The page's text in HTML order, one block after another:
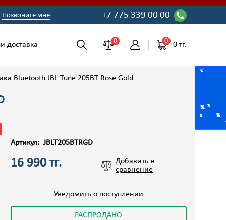
Позвоните мне +7 775 339 00 00
доставка 0 0 0 тг.
Bluetooth JBL Tune 205BT Rose Gold
Артикул: JBLT205BTRGD
16 990 тг.
Добавить в
сравнение
Уведомить о поступлении
РАСПРОДАНО